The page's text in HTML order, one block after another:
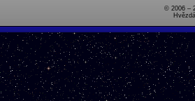
© 2006 –